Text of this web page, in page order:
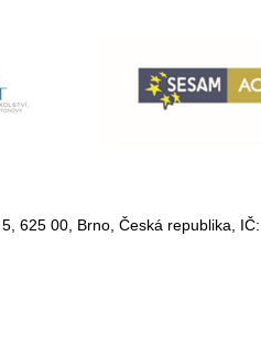
625 00, Brno, Česká republika, IČ: